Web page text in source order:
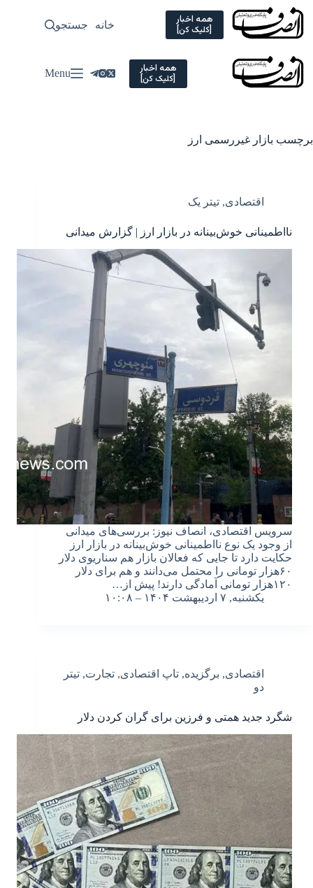
Skip
content
همه اخبار
[کلیک کن] خانه سیاسی
جستجو
همه اخبار
[کلیک کن] Menu
برچسب بازار غیررسمی ارز
اقتصادی, تیتر یک
نااطمینانی خوش‌بینانه در بازار ارز | گزارش میدانی
سرویس اقتصادی، انصاف نیوز: بررسی‌های میدانی
از وجود یک نوع نااطمینانی خوش‌بینانه در بازار ارز
حکایت دارد تا جایی که فعالان بازار هم سناریوی دلار
۶۰هزار تومانی را محتمل می‌دانند و هم برای دلار
۱۲۰هزار تومانی آمادگی دارند! پیش از…
یکشنبه, ۷ اردیبهشت ۱۴۰۴ – ۱۰:۰۸
اقتصادی, برگزیده, تاپ اقتصادی, تجارت, تیتر
دو
شگرد جدید همتی و فرزین برای گران کردن دلار